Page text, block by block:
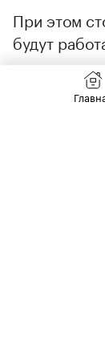
При этом
будут
Парковки